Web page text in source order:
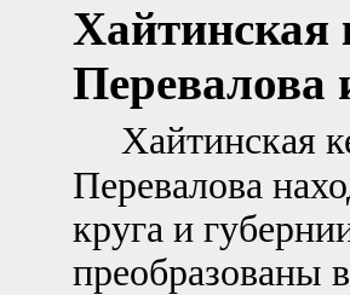
Хайтинская
Перевалова
Хайтинская
Перевалова
круга и
преобразованы